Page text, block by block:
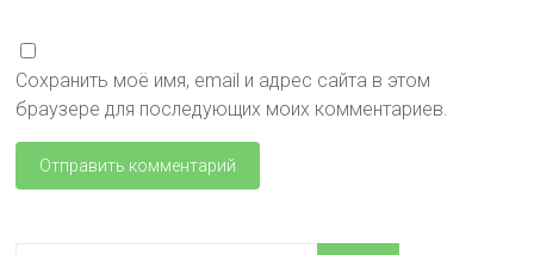
Сохранить моё имя, email и адрес сайта в этом
браузере для последующих моих комментариев.